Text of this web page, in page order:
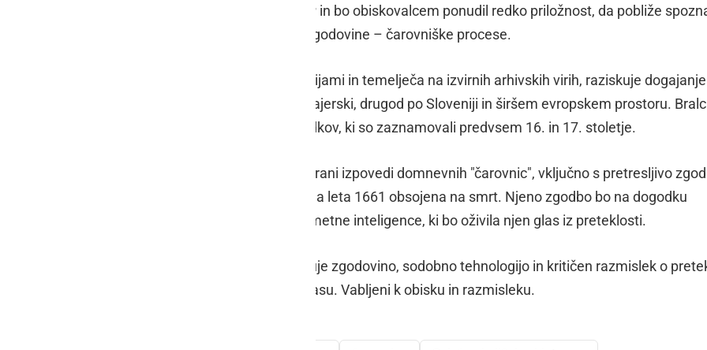
muzeju Splošne knjižnice Ljutomer in bo obiskovalcem ponudil redko priložnost, da pobliže
enega najtemačnejših delov naše zgodovine – čarovniške procese.
Knjiga, bogato opremljena z ilustracijami in temelječa na izvirnih arhivskih virih, raziskuje dogajanje
čarovniških procesov v slovenski Štajerski, drugod po Sloveniji in širšem evropskem prostoru.
popelje v ozadje teh tragičnih dogodkov, ki so zaznamovali predvsem 16. in 17. stoletje.
Posebnost knjige so tudi dokumentirani izpovedi domnevnih "čarovnic", vključno s pretresljivo
iz Voličine, ki je bila leta 1661 obsojena na smrt. Njeno zgodbo bo na dogodku
"povedala" kar sama – z uporabo umetne inteligence, ki bo oživila njen glas iz preteklosti.
Gre za edinstven dogodek, ki združuje zgodovino, sodobno tehnologijo in kritičen razmislek o
ki še vedno odmeva v današnjem času. Vabljeni k obisku in razmisleku.